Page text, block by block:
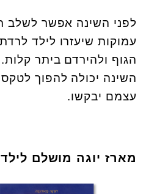
לפני השינה אפשר לשלב
עמוקות שיעזרו לילד
הגוף ולהירדם ביתר
השינה יכולה להפוך
עצמם יבקשו.
מארז יוגה מושלם